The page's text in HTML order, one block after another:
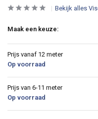
Bekijk alles
Maak een keuze:
Prijs vanaf 12 meter
Op voorraad
Prijs van 6-11 meter
Op voorraad